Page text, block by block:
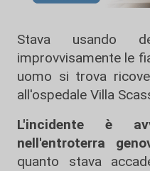
Stava usando
improvvisamente le
uomo si trova
all'ospedale Villa
L'incidente è
nell'entroterra
quanto stava